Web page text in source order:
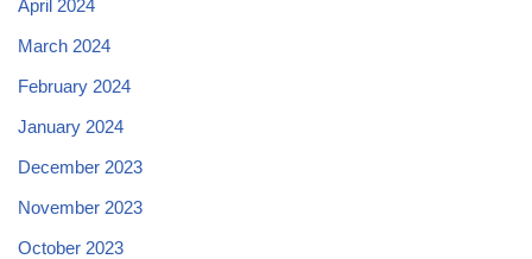
April 2024
March 2024
February 2024
January 2024
December 2023
November 2023
October 2023